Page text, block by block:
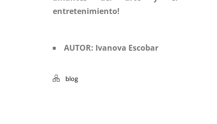
entretenimiento!
AUTOR: Ivanova Escobar
blog